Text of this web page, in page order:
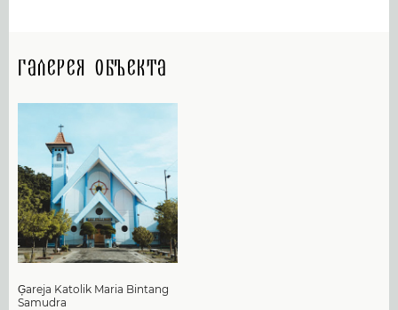
Галерея объекта
Ģareja Katolik Maria Bintang
Samudra